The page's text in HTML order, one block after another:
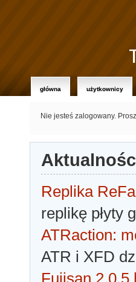
główna użytkownicy
Nie jesteś zalogowany.
Replika
replikę płyty
ATRaction:
ATR i XFD